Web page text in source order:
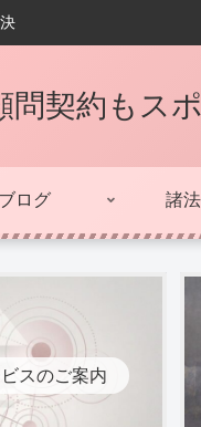
問契約もス
ブログ 諸
スのご案内